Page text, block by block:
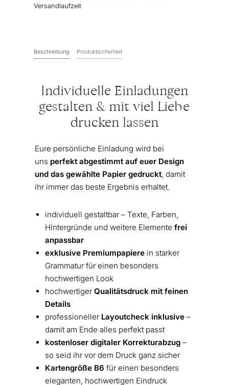
Versandlaufzeit
Beschreibung Produktsicherheit
Individuelle Einladungen
gestalten & mit viel Liebe
drucken lassen
Eure persönliche Einladung wird bei
uns perfekt abgestimmt auf euer Design
und das gewählte Papier gedruckt, damit
ihr immer das beste Ergebnis erhaltet.
individuell gestaltbar – Texte, Farben,
Hintergründe und weitere Elemente frei
anpassbar
exklusive Premiumpapierein starker
Grammatur für einen besonders
hochwertigen Look
hochwertiger Qualitätsdruck mit feinen
Details
professioneller Layoutcheck inklusive–
damit am Ende alles perfekt passt
kostenloser digitaler Korrekturabzug–
so seid ihr vor dem Druck ganz sicher
Kartengröße B6 für einen besonders
eleganten, hochwertigen Eindruck